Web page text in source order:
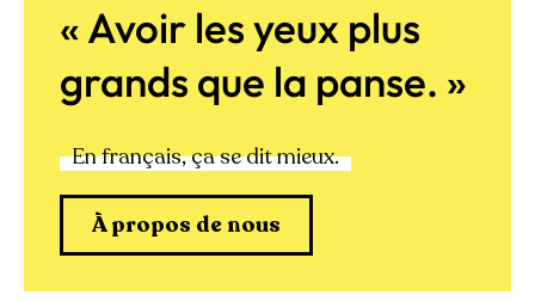
« Avoir les yeux plus
grands que la panse. »
En français, ça se dit mieux.
À propos de nous